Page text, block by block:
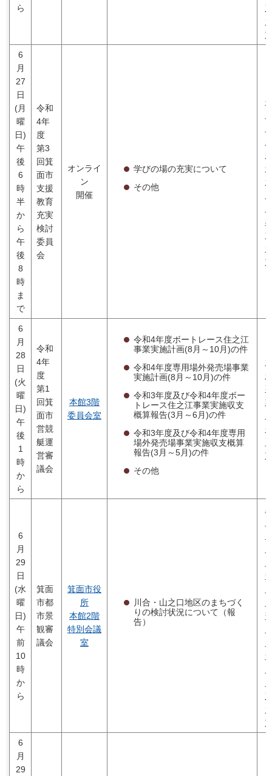
ら
6
月
27
日
(月
曜
日)
午
後
6
時
半
か
ら
午
後
8
時
ま
で
令和
4年
度
第3
回箕
面市
支援
教育
充実
検討
委員
会
オンライ
ン
開催
学びの場の充実について
その他
6
月
28
日
(火
曜
日)
午
後
1
時
か
ら
令和
4年
度
第1
回箕
面市
営競
艇運
営審
議会
本館3階
委員会室
令和4年度ボートレース住之江
事業実施計画(8月～10月)の件
令和4年度専用場外発売場事業
実施計画(8月～10月)の件
令和3年度及び令和4年度ボー
トレース住之江事業実施収支
概算報告(3月～6月)の件
令和3年度及び令和4年度専用
場外発売場事業実施収支概算
報告(3月～5月)の件
その他
6
月
29
日
(水
曜
日)
午
前
10
時
か
ら
箕面
市都
市景
観審
議会
箕面市役
所
本館2階
特別会議
室
川合・山之口地区のまちづく
りの検討状況について（報
告）
6
月
29